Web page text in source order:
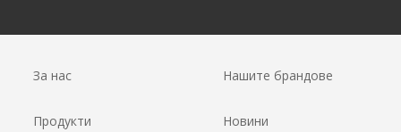
За нас Нашите брандове
Продукти Новини